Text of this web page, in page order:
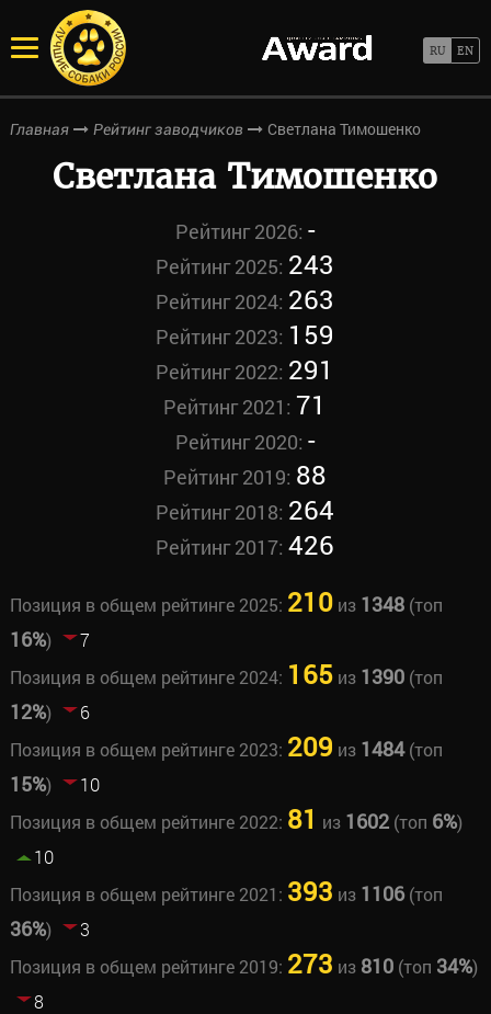
Главная Рейтинг заводчиков Светлана Тимошенко
Светлана Тимошенко
Рейтинг 2026: -
Рейтинг 2025: 243
Рейтинг 2024: 263
Рейтинг 2023: 159
Рейтинг 2022: 291
Рейтинг 2021: 71
Рейтинг 2020: -
Рейтинг 2019: 88
Рейтинг 2018: 264
Рейтинг 2017:426
Позиция в общем рейтинге 2025: 210из 1348(топ
16%)
7
Позиция в общем рейтинге 2024: 165из 1390(топ
12%)
6
Позиция в общем рейтинге 2023: 209 из 1484(топ
15%)
10
Позиция в общем рейтинге 2022: 81 из 1602(топ 6%)
10
Позиция в общем рейтинге 2021: 393 из 1106(топ
36%)
3
Позиция в общем рейтинге 2019: 273 из 810(топ 34%)
8